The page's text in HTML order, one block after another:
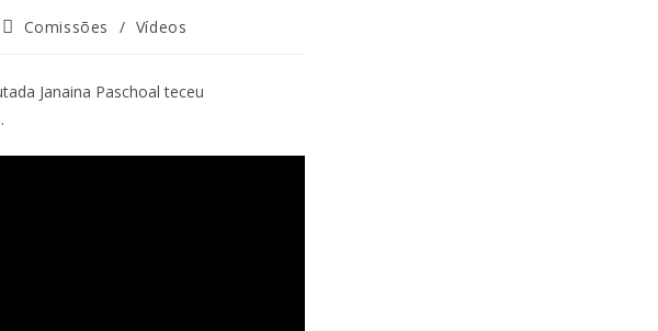
Comissões / Vídeos
Janaina Paschoal teceu